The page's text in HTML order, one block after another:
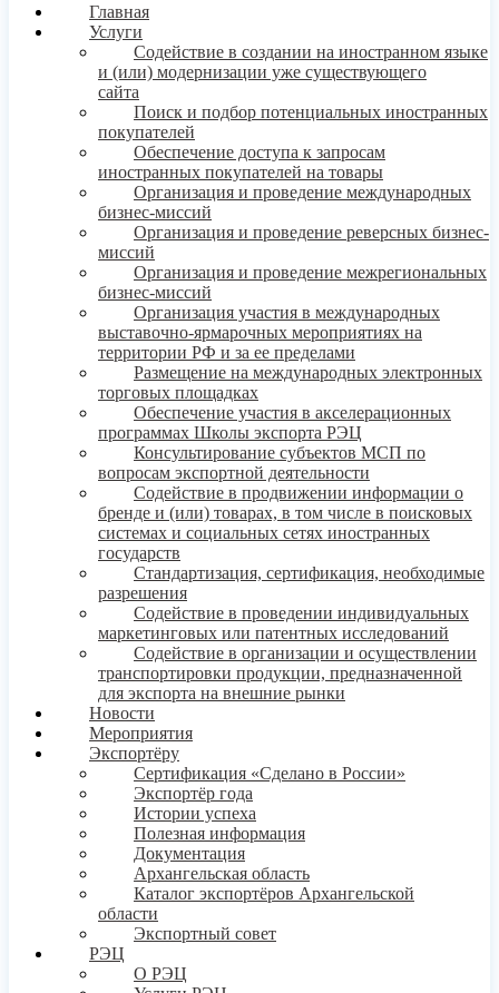
Главная
Услуги
Содействие в создании на иностранном языке
и (или) модернизации уже существующего
сайта
Поиск и подбор потенциальных иностранных
покупателей
Обеспечение доступа к запросам
иностранных покупателей на товары
Организация и проведение международных
бизнес-миссий
Организация и проведение реверсных бизнес-
миссий
Организация и проведение межрегиональных
бизнес-миссий
Организация участия в международных
выставочно-ярмарочных мероприятиях на
территории РФ и за ее пределами
Размещение на международных электронных
торговых площадках
Обеспечение участия в акселерационных
программах Школы экспорта РЭЦ
Консультирование субъектов МСП по
вопросам экспортной деятельности
Содействие в продвижении информации о
бренде и (или) товарах, в том числе в поисковых
системах и социальных сетях иностранных
государств
Стандартизация, сертификация, необходимые
разрешения
Содействие в проведении индивидуальных
маркетинговых или патентных исследований
Содействие в организации и осуществлении
транспортировки продукции, предназначенной
для экспорта на внешние рынки
Новости
Мероприятия
Экспортёру
Сертификация «Сделано в России»
Экспортёр года
Истории успеха
Полезная информация
Документация
Архангельская область
Каталог экспортёров Архангельской
области
Экспортный совет
РЭЦ
О РЭЦ